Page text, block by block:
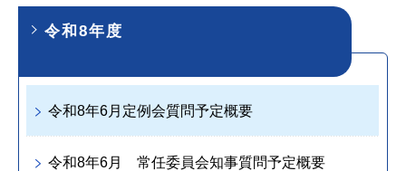
令和8年度
令和8年6月定例会質問予定概要
令和8年6月 常任委員会知事質問予定概要